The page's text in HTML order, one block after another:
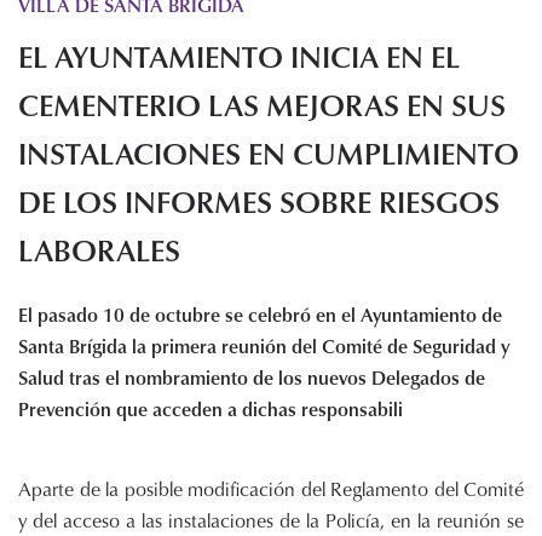
Servicios
Noticias
Recursos
Enlaces de interés
Audiovisuales
Sede electrónica
Contacto
EL AYUNTAMIENTO INICIA EN EL
CEMENTERIO LAS MEJORAS EN SUS
INSTALACIONES EN CUMPLIMIENTO
DE LOS INFORMES SOBRE RIESGOS
LABORALES
El pasado 10 de octubre se celebró en el Ayuntamiento de
Santa Brígida la primera reunión del Comité de Seguridad y
Salud tras el nombramiento de los nuevos Delegados de
Prevención que acceden a dichas responsabili
Aparte de la posible modificación del Reglamento del Comité
y del acceso a las instalaciones de la Policía, en la reunión se